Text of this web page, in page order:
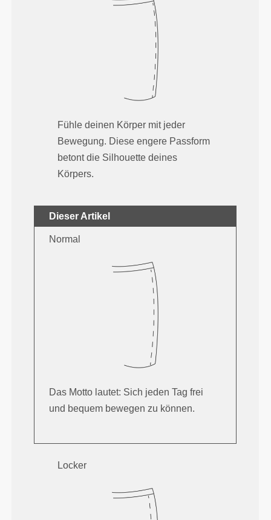
Fühle deinen Körper mit jeder
Bewegung. Diese engere Passform
betont die Silhouette deines
Körpers.
Dieser Artikel
Normal
Das Motto lautet: Sich jeden Tag frei
und bequem bewegen zu können.
Locker